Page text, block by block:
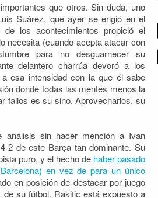
que otros. Sin duda, uno
Suárez, que ayer se erigió en el
los acontecimientos propició el
necesita (cuando acepta atacar con
para no desguarnecer su
delantero charrúa devoró a los
esa intensidad con la que él sabe
donde todas las mentes menos la
fallos es su sino. Aprovecharlos, su
análisis sin hacer mención a Ivan
2 de este Barça tan dominante. Su
puro, y el hecho de haber pasado
en vez de para un único
en posición de destacar por juego
su fútbol. Rakitic está expuesto a